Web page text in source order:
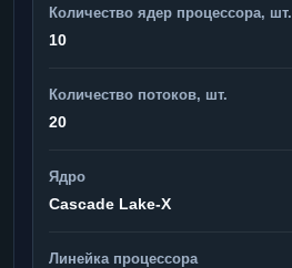
Количество ядер процессора, шт.
10
Количество потоков, шт.
20
Ядро
Cascade Lake-X
Линейка процессора